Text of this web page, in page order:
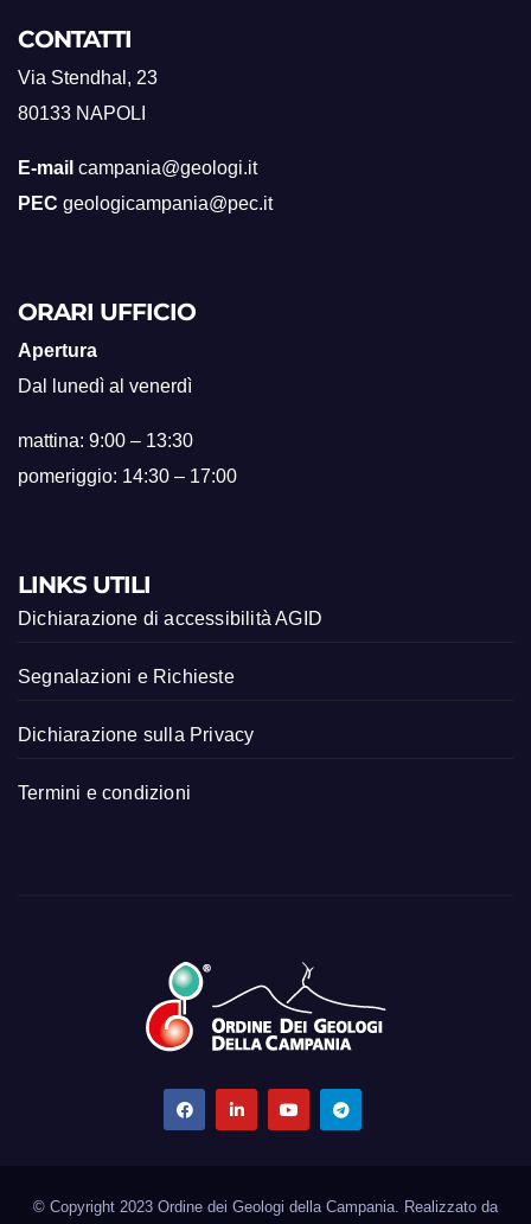
CONTATTI
Via Stendhal, 23
80133 NAPOLI
E-mail campania@geologi.it
PEC geologicampania@pec.it
ORARI UFFICIO
Apertura
Dal lunedì al venerdì
mattina: 9:00 – 13:30
pomeriggio: 14:30 – 17:00
LINKS UTILI
Dichiarazione di accessibilità AGID
Segnalazioni e Richieste
Dichiarazione sulla Privacy
Termini e condizioni
© Copyright 2023 Ordine dei Geologi della Campania. Realizzato da